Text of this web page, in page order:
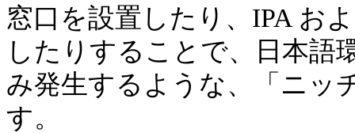
窓口を設置したり、IPA お
したりすることで、日本語
み発生するような、「ニッ
す。